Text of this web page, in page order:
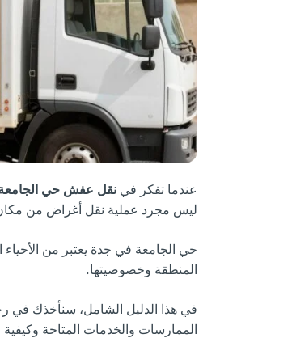
عندما تفكر في نقل عفش حي
ليس مجرد عملية نقل أغراض من مكان
حي الجامعة في جدة يعتبر من الأحياء
المنطقة وخصوصيتها.
في هذا الدليل الشامل، سنأخذك
الممارسات والخدمات المتاحة